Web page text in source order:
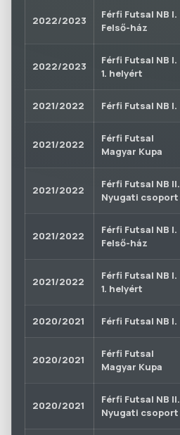
2022/2023
Férfi Futsal NB I.
Felső-ház
2022/2023
Férfi Futsal NB I.
1. helyért
2021/2022 Férfi Futsal NB I.
2021/2022
Férfi Futsal
Magyar Kupa
2021/2022
Férfi Futsal NB II.
Nyugati csoport
2021/2022
Férfi Futsal NB I.
Felső-ház
2021/2022
Férfi Futsal NB I.
1. helyért
2020/2021 Férfi Futsal NB I.
2020/2021
Férfi Futsal
Magyar Kupa
2020/2021
Férfi Futsal NB II.
Nyugati csoport